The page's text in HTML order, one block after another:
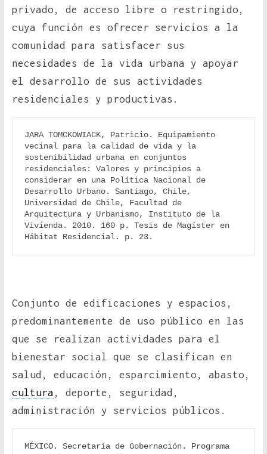
privado, de acceso libre o restringido,
cuya función es ofrecer servicios a la
comunidad para satisfacer sus
necesidades de la vida urbana y apoyar
el desarrollo de sus actividades
residenciales y productivas.
JARA TOMCKOWIACK, Patricio. Equipamiento
vecinal para la calidad de vida y la
sostenibilidad urbana en conjuntos
residenciales: Valores y principios a
considerar en una Política Nacional de
Desarrollo Urbano. Santiago, Chile,
Universidad de Chile, Facultad de
Arquitectura y Urbanismo, Instituto de la
Vivienda. 2010. 160 p. Tesis de Magíster en
Hábitat Residencial. p. 23.
Conjunto de edificaciones y espacios,
predominantemente de uso público en las
que se realizan actividades para el
bienestar social que se clasifican en
salud, educación, esparcimiento, abasto,
cultura , deporte, seguridad,
administración y servicios públicos.
MÉXICO. Secretaría de Gobernación. Programa